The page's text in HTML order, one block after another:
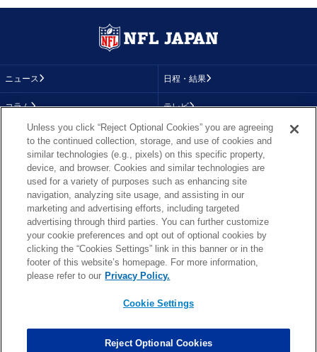
ニュース 日程・結果
コラム テレビ
画像
順位表
About NFL
More NFL 特集
TOP お問い合わせ FAQ
PHOTO BY AP Images / PHOTO BY Getty Images
Unless you click “Reject Optional Cookies” you are agreeing
to the continued collection, storage, and use of cookies and
similar technologies (e.g., pixels) on this specific property,
device, and browser. Cookies and similar technologies are
used for a variety of purposes such as enhancing site
navigation, analyzing site usage, and assisting in our
marketing and advertising efforts, including targeted
advertising through third parties. You can further customize
your cookie preferences and opt out of optional cookies by
clicking the “Cookies Settings” link in this banner or in the
footer of this website’s homepage. For more information,
please refer to our Privacy Policy.
Cookie Settings
Reject Optional Cookies